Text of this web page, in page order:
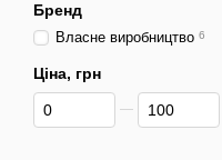
Бренд
Власне виробництво 6
Ціна, грн
Від Ціна, грн
До Ціна, грн